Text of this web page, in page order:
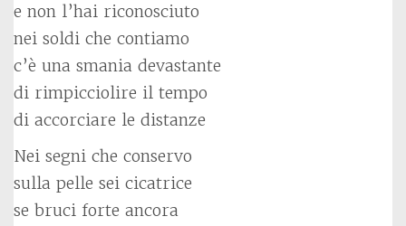
e non l’hai riconosciuto
nei soldi che contiamo
c’è una smania devastante
di rimpicciolire il tempo
di accorciare le distanze
Nei segni che conservo
sulla pelle sei cicatrice
se bruci forte ancora